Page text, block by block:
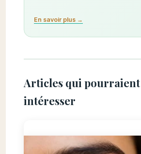
En savoir plus →
Articles qui pourraient
intéresser